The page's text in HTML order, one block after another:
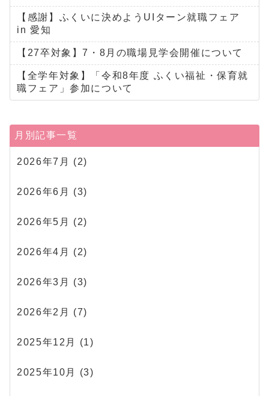
【感謝】ふくいに決めようUIターン就職フェア
in 愛知
【27卒対象】7・8月の職場見学会開催について
【全学年対象】「令和8年度 ふくい福祉・保育就
職フェア」参加について
月別記事一覧
2026年7月 (2)
2026年6月 (3)
2026年5月 (2)
2026年4月 (2)
2026年3月 (3)
2026年2月 (7)
2025年12月 (1)
2025年10月 (3)